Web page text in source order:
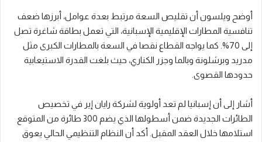
أوضح ويلسون أن تقليص السعة مرتبط بعدة عوامل، أبرزها ضعف
تنافسية المطارات الإقليمية الإسبانية، التي تعمل بطاقة شاغرة تصل
إلى 70%. كما يواجه القطاع نقصا في السعة بالمطارات الكبرى مثل
مدريد وبرشلونة وبالما وجزر الكناري، حيث بلغت القدرة الاستيعابية
حدودها القصوى.
أشار إلى أن إسبانيا لم تعد أولوية لشركة رايان إير في تخصيص
الطائرات الجديدة ضمن أسطولها الذي يضم 300 طائرة من المتوقع
استلامها خلال العقد المقبل. أكد أن النظام التنظيمي الحالي يعوق